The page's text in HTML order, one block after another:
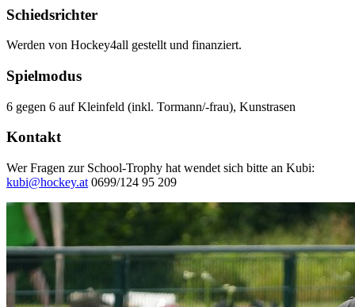
Schiedsrichter
Werden von Hockey4all gestellt und finanziert.
Spielmodus
6 gegen 6 auf Kleinfeld (inkl. Tormann/-frau), Kunstrasen
Kontakt
Wer Fragen zur School-Trophy hat wendet sich bitte an Kubi:
kubi@hockey.at 0699/124 95 209